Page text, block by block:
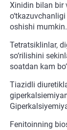
Xinidin bilan bir
oshishi mumkin.
Tetratsiklinlar,
so‘rilishini
soatdan kam
Tiazidli
Fenitoinning